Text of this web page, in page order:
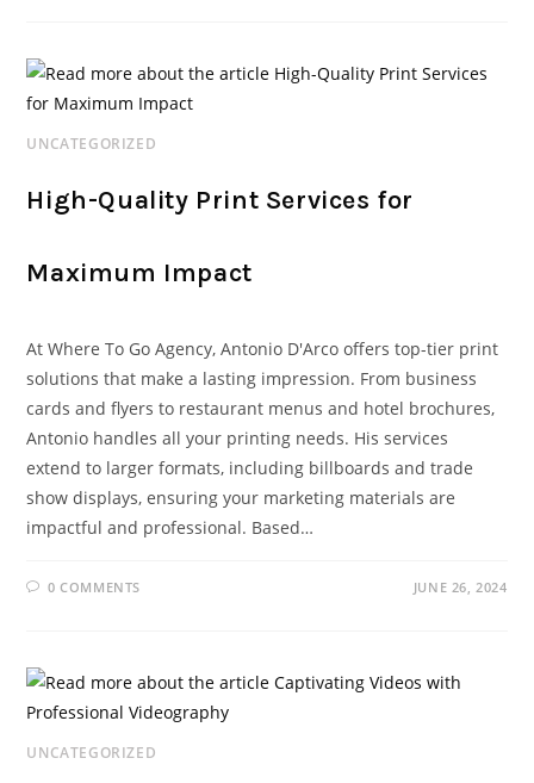
UNCATEGORIZED
High-Quality Print Services for
Maximum Impact
At Where To Go Agency, Antonio D'Arco offers top-tier print
solutions that make a lasting impression. From business
cards and flyers to restaurant menus and hotel brochures,
Antonio handles all your printing needs. His services
extend to larger formats, including billboards and trade
show displays, ensuring your marketing materials are
impactful and professional. Based…
0 COMMENTS JUNE 26, 2024
UNCATEGORIZED